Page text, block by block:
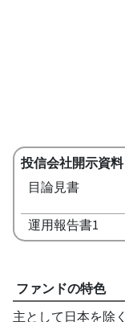
投信会社開示資料
目論見書
運用報告書1
ファンドの特色
主として日本を除